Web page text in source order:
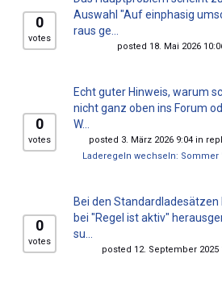
0
votes
Auswahl "Auf einphasig
raus ge...
posted 18. Mai 2026
0
votes
Echt guter Hinweis, warum
nicht ganz oben ins Forum
W...
posted 3. März 2026 9:04 in
Laderegeln wechseln: Sommer
0
votes
Bei den Standardladesätzen
bei "Regel ist aktiv"
su...
posted 12. September 2025